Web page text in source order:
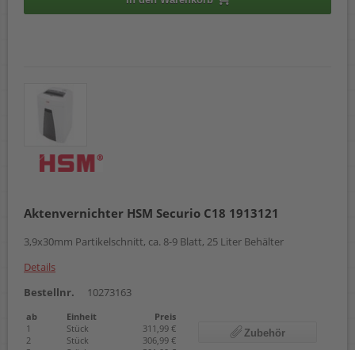
Aktenvernichter HSM Securio C18 1913121
3,9x30mm Partikelschnitt, ca. 8-9 Blatt, 25 Liter Behälter
Details
Bestellnr.
10273163
ab Einheit
Preis
1
Stück
311,99 €
2
Stück
306,99 €
Zubehör